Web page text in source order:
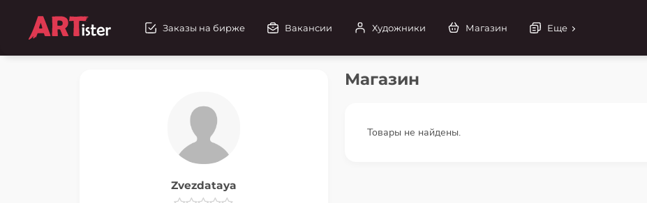
Заказы на бирже Вакансии Художники Магазин Еще
Zvezdataya
Магазин
Товары не найдены.